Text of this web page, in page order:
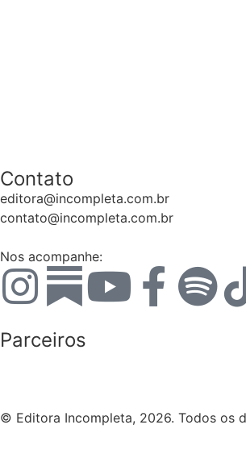
Contato
editora@incompleta.com.br
contato@incompleta.com.br
Nos acompanhe:
Parceiros
© Editora Incompleta, 2026. Todos os